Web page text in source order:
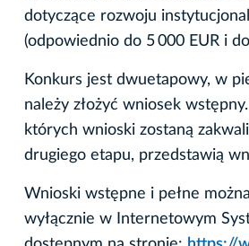
dotyczące rozwoju
(odpowiednio do 5 000 EUR i
Konkurs jest dwuetapowy, w
należy złożyć wniosek
których wnioski zostaną
drugiego etapu, przedstawią
Wnioski wstępne i pełne
wyłącznie w Internetowym